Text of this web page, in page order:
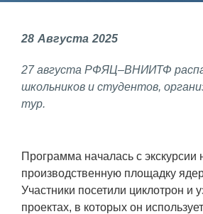
Фундаментальные и
исследования
Газодинамические
Экспериментальная база
Забабахинские научные
Семинар «Радиационная
металлов и сплавов»
28 Августа 2025
27 августа РФЯЦ–ВНИИТФ
школьников и студентов,
тур.
Программа началась с экскурсии
производственную площадку
Участники посетили циклотрон и
проектах, в которых он